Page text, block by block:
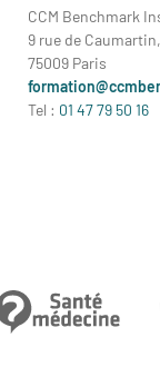
CCM Benchmark
9 rue de Caumartin,
75009 Paris
Tel : 01 47 79 50 16